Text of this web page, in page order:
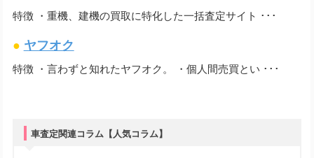
特徴 ・重機、建機の買取に特化した一括査定サイト ･･･
● ヤフオク
特徴 ・言わずと知れたヤフオク。 ・個人間売買とい ･･･
車査定関連コラム【人気コラム】